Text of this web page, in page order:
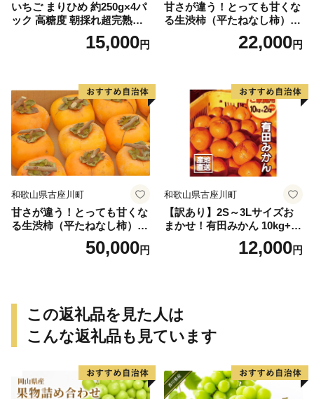
いちご まりひめ 約250g×4パ
ック 高糖度 朝採れ超完熟ま
りひめ 1月以降発送分
15,000円
甘さが違う！とっても甘くな
る生渋柿（平たねなし柿）吊
ップ付約4.5～5kg 約24～30
22,000円
和歌山県古座川町
甘さが違う！とっても甘くな
る生渋柿（平たねなし柿）吊
ップ付約14.5～15kg 約60～
50,000円
和歌山県古座川町
【訳あり】2S～3Lサイズお
まかせ！有田みかん 10kg+2k
g保証分 11月から12月下旬ま
でに順次発送致します。 / 訳
12,000円
この返礼品を見た人は
こんな返礼品も見ています